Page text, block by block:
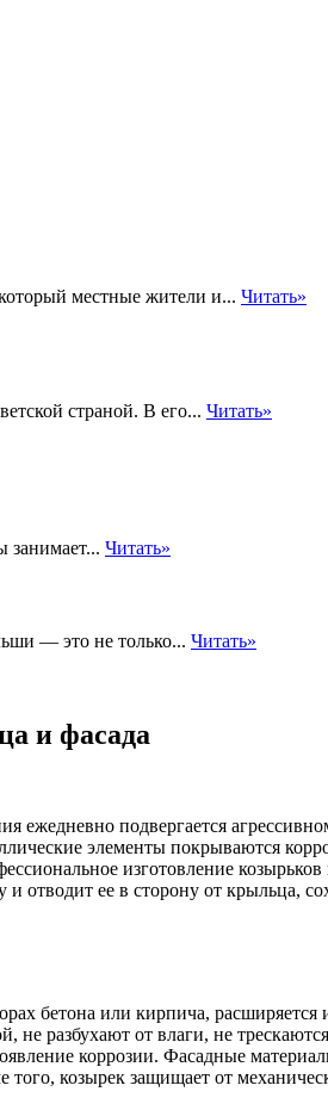
местные жители и... Читать»
страной. В его... Читать»
занимает... Читать»
— это не только... Читать»
и фасада
ежедневно подвергается
элементы покрываются
изготовление козырьков
отводит ее в сторону от крыльца,
бетона или кирпича, расширяется
не разбухают от влаги, не
коррозии. Фасадные
козырек защищает от